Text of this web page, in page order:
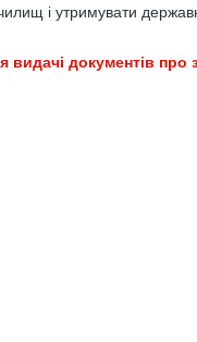
і утримувати
видачі документів